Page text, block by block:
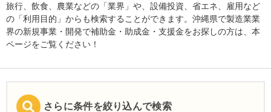
旅行、飲食、農業などの「業界」や、設備投資、省エネ、雇用など
の「利用目的」からも検索することができます。沖縄県で製造業業
界の新規事業・開発で補助金・助成金・支援金をお探しの方は、本
ページをご覧ください！
さらに条件を絞り込んで検索